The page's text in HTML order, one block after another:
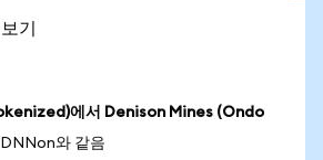
기
에서 Denison Mines (Ondo
와 같음